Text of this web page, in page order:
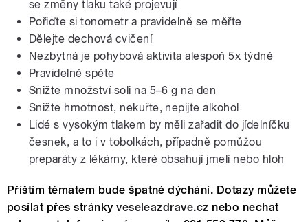
se změny tlaku také projevují
Pořiďte si tonometr a pravidelně se měřte
Dělejte dechová cvičení
Nezbytná je pohybová aktivita alespoň 5x týdně
Pravidelně spěte
Snižte množství soli na 5–6 g na den
Snižte hmotnost, nekuřte, nepijte alkohol
Lidé s vysokým tlakem by měli zařadit do jídelníčku
česnek, a to i v tobolkách, případně pomůžou
preparáty z lékárny, které obsahují jmelí nebo hloh
Příštím tématem bude špatné dýchání. Dotazy můžete
posílat přes stránkyveseleazdrave.cz nebo nechat